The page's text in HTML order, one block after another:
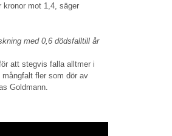
kronor mot 1,4, säger
med 0,6 dödsfalltill år
att stegvis falla alltmer i
fler som dör av
Goldmann.